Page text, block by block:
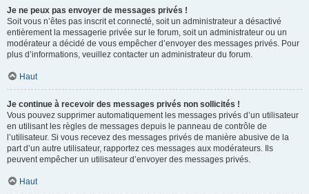
Je ne peux pas envoyer de messages privés !
Soit vous n’êtes pas inscrit et connecté, soit un administrateur a désactivé
entièrement la messagerie privée sur le forum, soit un administrateur ou un
modérateur a décidé de vous empêcher d’envoyer des messages privés. Pour
plus d’informations, veuillez contacter un administrateur du forum.
Haut
Je continue à recevoir des messages privés non sollicités !
Vous pouvez supprimer automatiquement les messages privés d’un utilisateur
en utilisant les règles de messages depuis le panneau de contrôle de
l’utilisateur. Si vous recevez des messages privés de manière abusive de la
part d’un autre utilisateur, rapportez ces messages aux modérateurs. Ils
peuvent empêcher un utilisateur d’envoyer des messages privés.
Haut